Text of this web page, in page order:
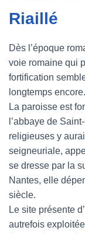
Riaillé
Dès l’époque
voie romaine qui
fortification
longtemps encore.
La paroisse est
l’abbaye de
religieuses y
seigneuriale,
se dresse par la
Nantes, elle
siècle.
Le site présente
autrefois